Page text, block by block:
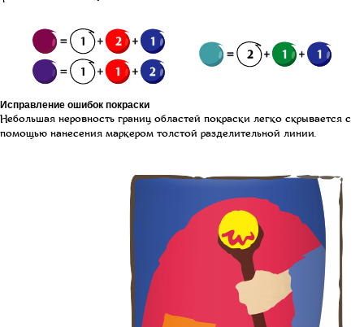
Исправление ошибок покраски
Небольшая неровность границ областей покраски легко скрывается с
помощью нанесения маркером толстой разделительной линии.